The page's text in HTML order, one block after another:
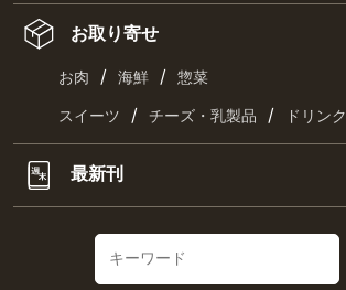
お取り寄せ
お肉 / 海鮮 / 惣菜
スイーツ / チーズ・乳製品 / ドリンク
最新刊